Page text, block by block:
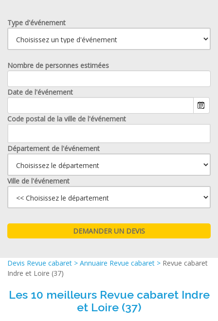
Type d'événement
Nombre de personnes estimées
Date de l'événement
Code postal de la ville de l'événement
Département de l'événement
Ville de l'événement
Devis Revue cabaret > Annuaire Revue cabaret > Revue cabaret
Indre et Loire (37)
Les 10 meilleurs Revue cabaret Indre
et Loire (37)